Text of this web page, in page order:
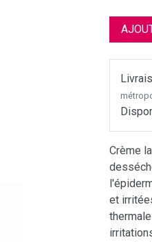
Crème
et